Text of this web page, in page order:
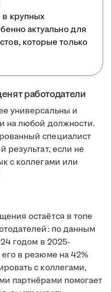
крупных
актуально для
которые только
работодатели
универсальны и
на любой должности.
специалист
результат, если не
с коллегами или
остаётся в топе
по данным
годом в 2025-
в резюме на 42%
с коллегами,
партнёрами помогает